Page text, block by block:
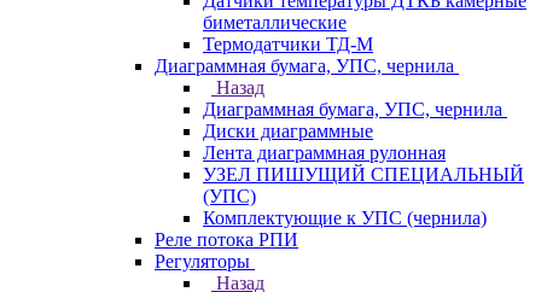
биметаллические
Термодатчики ТД-М
Диаграммная бумага, УПС, чернила
Назад
Диаграммная бумага, УПС, чернила
Диски диаграммные
Лента диаграммная рулонная
УЗЕЛ ПИШУЩИЙ СПЕЦИАЛЬНЫЙ
(УПС)
Комплектующие к УПС (чернила)
Реле потока РПИ
Регуляторы
Назад